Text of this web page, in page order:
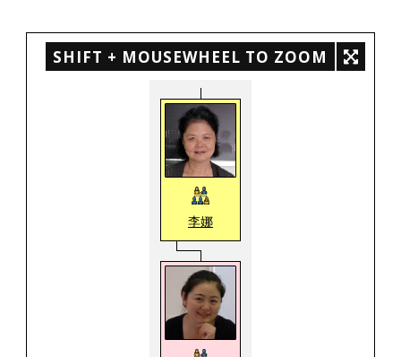
SHIFT + MOUSEWHEEL TO ZOOM
李娜